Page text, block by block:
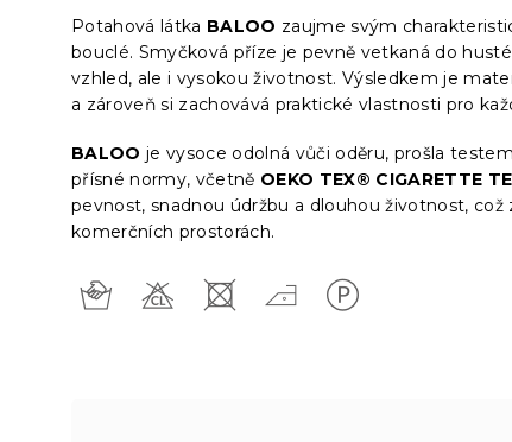
Potahová látka BALOO zaujme svým
bouclé. Smyčková příze je pevně vetkaná do
vzhled, ale i vysokou životnost. Výsledkem je
a zároveň si zachovává praktické vlastnosti pro
BALOO je vysoce odolná vůči oděru, prošla
přísné normy, včetně OEKO TEX® CIGARETTE
pevnost, snadnou údržbu a dlouhou životnost,
komerčních prostorách.